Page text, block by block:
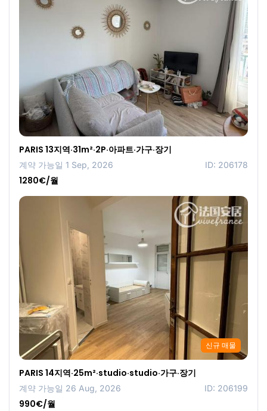
PARIS 13지역·31m²·2P·아파트·가구·장기
계약 가능일 1 Sep, 2026 ID: 206178
1280€/월
신규 매물
PARIS 14지역·25m²·studio·studio·가구·장기
계약 가능일 26 Aug, 2026 ID: 206199
990€/월